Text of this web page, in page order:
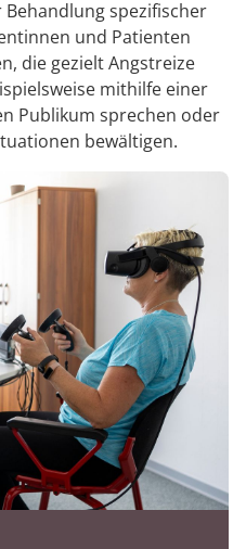
spezifischer
und Patienten
die gezielt Angstreize
mithilfe einer
Publikum sprechen oder
bewältigen.